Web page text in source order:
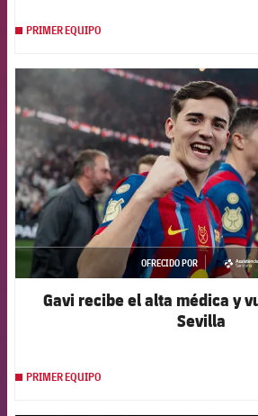
PRIMER EQUIPO
FCB
OFRECIDO POR
asistencia
Gavi recibe el alta médica y
Sevilla
PRIMER EQUIPO